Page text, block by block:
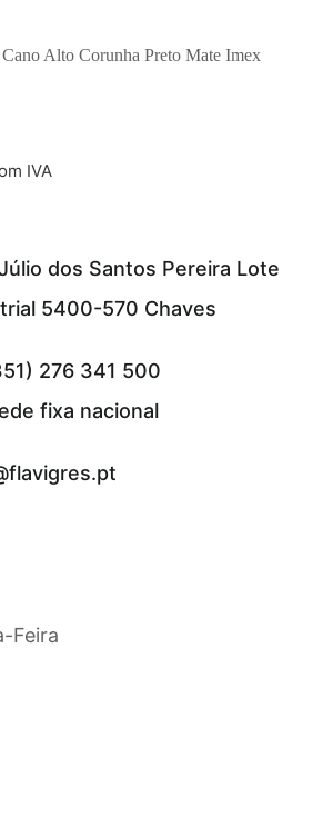
Alto Corunha Preto Mate Imex
IVA
dos Santos Pereira Lote
5400-570 Chaves
276 341 500
fixa nacional
Feira